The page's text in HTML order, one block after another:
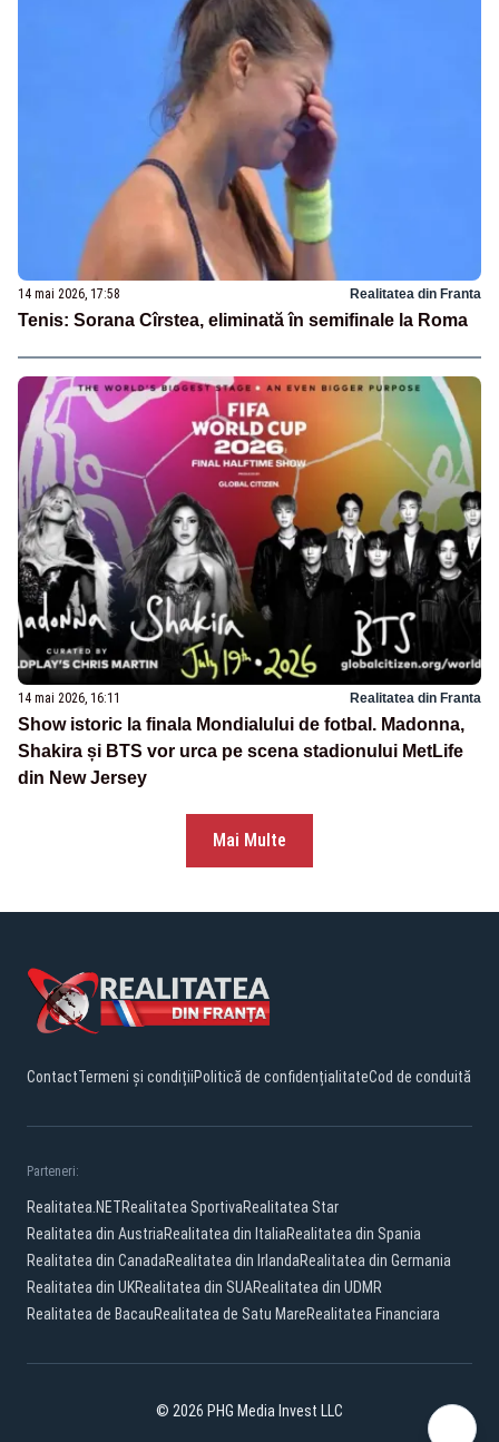
14 mai 2026, 17:58 Realitatea din Franta
Tenis: Sorana Cîrstea, eliminată în semifinale la Roma
14 mai 2026, 16:11 Realitatea din Franta
Show istoric la finala Mondialului de fotbal. Madonna,
Shakira și BTS vor urca pe scena stadionului MetLife
din New Jersey
Mai Multe
ContactTermeni și condițiiPolitică de confidențialitateCod de conduită
Parteneri:
Realitatea.NETRealitatea SportivaRealitatea Star
Realitatea din AustriaRealitatea din ItaliaRealitatea din Spania
Realitatea din CanadaRealitatea din IrlandaRealitatea din Germania
Realitatea din UKRealitatea din SUARealitatea din UDMR
Realitatea de BacauRealitatea de Satu MareRealitatea Financiara
© 2026 PHG Media Invest LLC